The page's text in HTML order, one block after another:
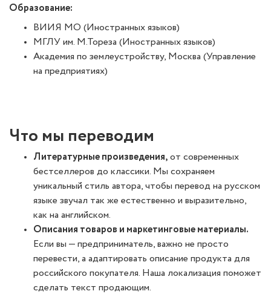
Образование:
ВИИЯ МО (Иностранных языков)
МГЛУ им. М.Тореза (Иностранных языков)
Академия по землеустройству, Москва (Управление
на предприятиях)
Что мы переводим
Литературные произведения, от современных
бестселлеров до классики. Мы сохраняем
уникальный стиль автора, чтобы перевод на русском
языке звучал так же естественно и выразительно,
как на английском.
Описания товаров и маркетинговые материалы.
Если вы — предприниматель, важно не просто
перевести, а адаптировать описание продукта для
российского покупателя. Наша локализация поможет
сделать текст продающим.